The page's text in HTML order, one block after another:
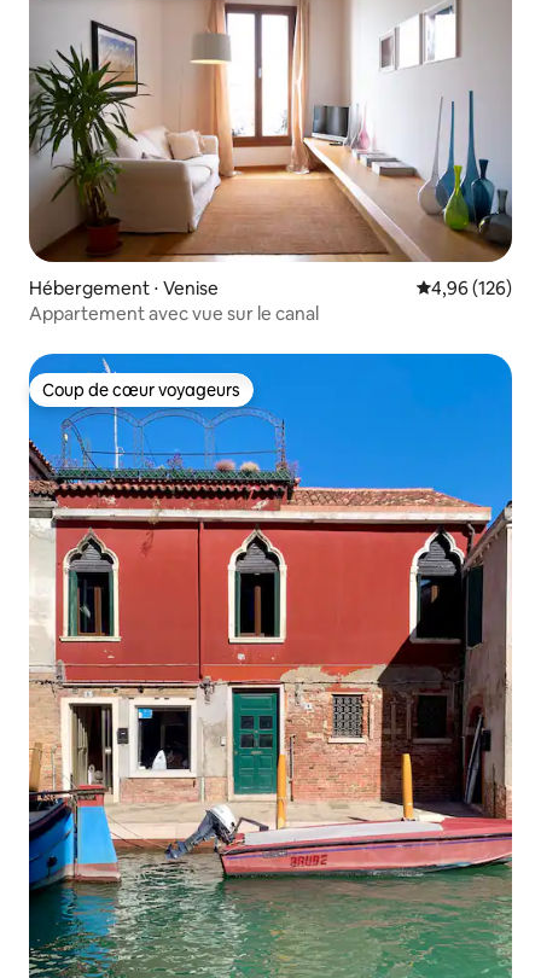
Hébergement ⋅ Venise Évaluation
4,96 (126)
Appartement avec vue sur le canal
Coup de cœur voyageurs
Coup de cœur voyageurs